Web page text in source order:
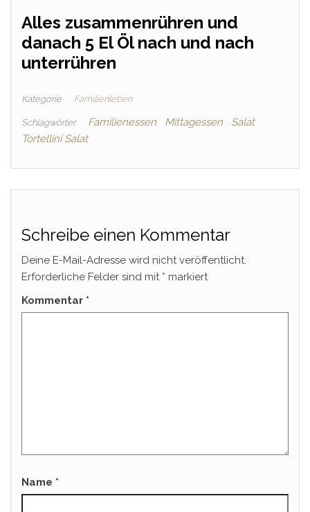
Alles zusammenrühren und
danach 5 El Öl nach und nach
unterrühren
Kategorie Familienleben
Schlagwörter Familienessen Mittagessen
Salat
Tortellini Salat
Schreibe einen Kommentar
Deine E-Mail-Adresse wird nicht veröffentlicht.
Erforderliche Felder sind mit * markiert
Kommentar *
Name *